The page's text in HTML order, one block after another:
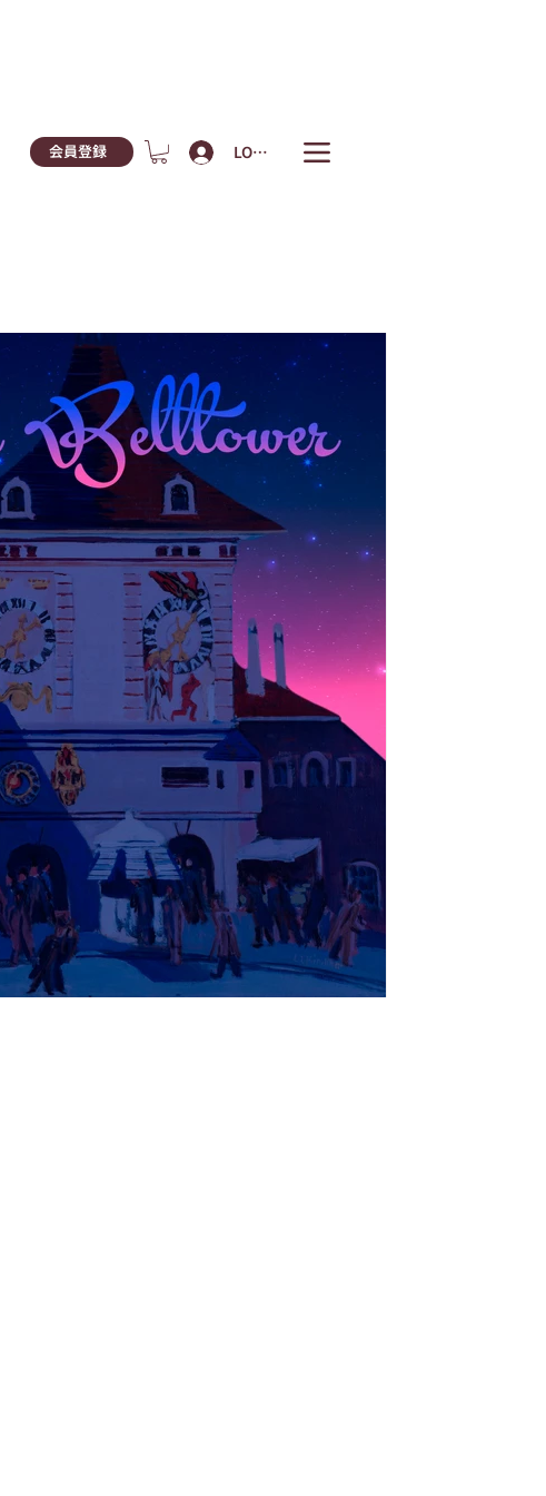
会員登録 LOGIN